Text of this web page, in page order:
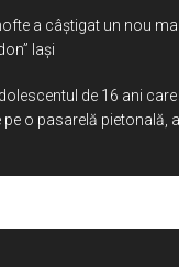
a câștigat un nou
Iași
de 16 ani
pe o pasarelă pietonală,